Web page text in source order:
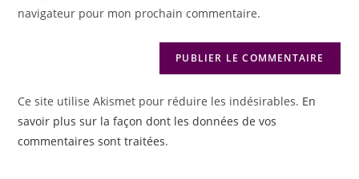
navigateur pour mon prochain commentaire.
Ce site utilise Akismet pour réduire les indésirables. En
savoir plus sur la façon dont les données de vos
commentaires sont traitées.